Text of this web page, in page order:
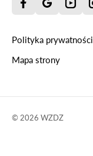
Polityka prywatności
Mapa strony
© 2026 WZDZ